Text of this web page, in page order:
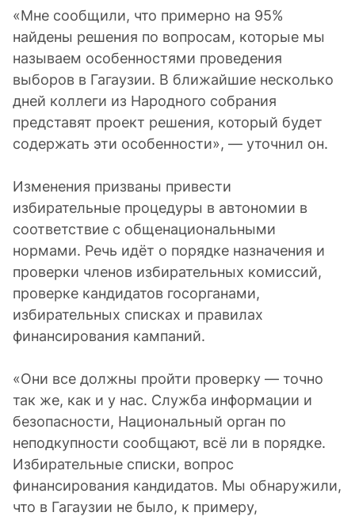
«Мне сообщили, что примерно на 95%
найдены решения по вопросам, которые мы
называем особенностями проведения
выборов в Гагаузии. В ближайшие несколько
дней коллеги из Народного собрания
представят проект решения, который будет
содержать эти особенности», — уточнил он.
Изменения призваны привести
избирательные процедуры в автономии в
соответствие с общенациональными
нормами. Речь идёт о порядке назначения и
проверки членов избирательных комиссий,
проверке кандидатов госорганами,
избирательных списках и правилах
финансирования кампаний.
«Они все должны пройти проверку — точно
так же, как и у нас. Служба информации и
безопасности, Национальный орган по
неподкупности сообщают, всё ли в порядке.
Избирательные списки, вопрос
финансирования кандидатов. Мы обнаружили,
что в Гагаузии не было, к примеру,